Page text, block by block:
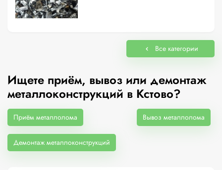
Все категории
Ищете приём, вывоз или демонтаж
металлоконструкций в Кстово?
Приём металлолома Вывоз металлолома
Демонтаж металлоконструкций